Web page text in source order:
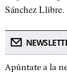
Sánchez Llibre.
Apúntate a la